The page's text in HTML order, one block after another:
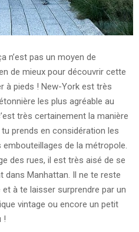
n’est pas un moyen de
de mieux pour découvrir cette
à pieds ! New-York est très
les plus agréable au
très certainement la manière
prends en considération les
de la métropole.
des rues, il est très aisé de se
dans Manhattan. Il ne te reste
à te laisser surprendre par un
vintage ou encore un petit
!